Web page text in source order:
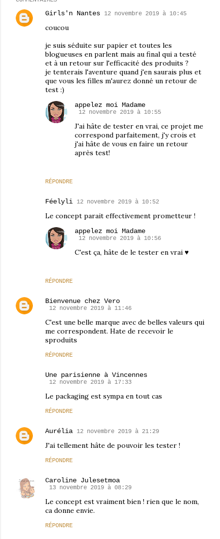
Girls'n Nantes 12 novembre 2019 à 10:45
coucou
je suis séduite sur papier et toutes les
blogueuses en parlent mais au final qui a testé
et à un retour sur l'efficacité des produits ?
je tenterais l'aventure quand j'en saurais plus et
que vous les filles m'aurez donné un retour de
test :)
RÉPONDRE
appelez moi Madame
12 novembre 2019 à 10:55
J'ai hâte de tester en vrai, ce projet me
correspond parfaitement, j'y crois et
j'ai hâte de vous en faire un retour
après test!
Féelyli 12 novembre 2019 à 10:52
Le concept parait effectivement prometteur !
RÉPONDRE
appelez moi Madame
12 novembre 2019 à 10:56
C'est ça, hâte de le tester en vrai ♥
Bienvenue chez Vero
12 novembre 2019 à 11:46
C'est une belle marque avec de belles valeurs qui
me correspondent. Hate de recevoir le
sproduits
RÉPONDRE
Une parisienne à Vincennes
12 novembre 2019 à 17:33
Le packaging est sympa en tout cas
RÉPONDRE
Aurélia 12 novembre 2019 à 21:29
J'ai tellement hâte de pouvoir les tester !
RÉPONDRE
Caroline Julesetmoa
13 novembre 2019 à 08:29
Le concept est vraiment bien ! rien que le nom,
ca donne envie.
RÉPONDRE